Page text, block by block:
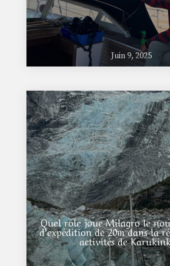
Juin 9, 2025
Quel rôle joue Milagro le
d’expédition de 20m dans la
activités de